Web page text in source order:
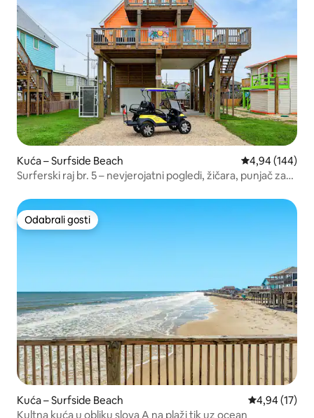
Kuća – Surfside Beach Prosječna
4,94 (144)
Surferski raj br. 5 – nevjerojatni pogledi, žičara, punjač za
Odabrali gosti
Odabrali gosti
Kuća – Surfside Beach Prosječna
4,94 (17)
Kultna kuća u obliku slova A na plaži tik uz ocean